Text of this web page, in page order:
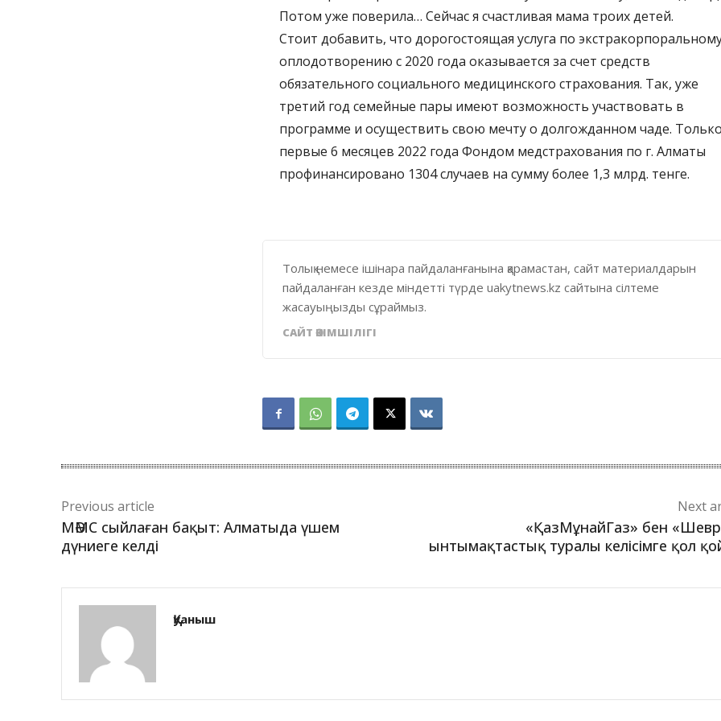
Потом уже поверила… Сейчас я счастливая мама троих детей.
Стоит добавить, что дорогостоящая услуга по
оплодотворению с 2020 года оказывается за счет средств
обязательного социального медицинского страхования. Так, уже
третий год семейные пары имеют возможность участвовать в
программе и осуществить свою мечту о долгожданном чаде.
первые 6 месяцев 2022 года Фондом медстрахования по г. Алматы
профинансировано 1304 случаев на сумму более 1,3 млрд. тенге.
Толық немесе ішінара пайдаланғанына қарамастан, сайт материалдарын
пайдаланған кезде міндетті түрде uakytnews.kz сайтына сілтеме
жасауыңызды сұраймыз.
САЙТ ӘКІМШІЛІГІ
Previous article
МӘМС сыйлаған бақыт: Алматыда үшем
дүниеге келді
Next
«ҚазМұнайГаз» бен
ынтымақтастық туралы келісімге қол
Қуаныш